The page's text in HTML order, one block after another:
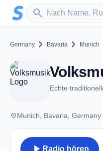
Zum Hauptinhalt springen
search
Sender suchen
Germany chevron_right Bavaria chevron_right Munich
placeMunich, Bavaria, Germany
Radio hören